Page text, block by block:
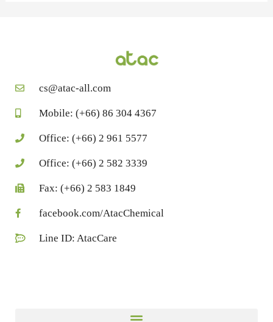
cs@atac-all.com
Mobile: (+66) 86 304 4367
Office: (+66) 2 961 5577
Office: (+66) 2 582 3339
Fax: (+66) 2 583 1849
facebook.com/AtacChemical
Line ID: AtacCare